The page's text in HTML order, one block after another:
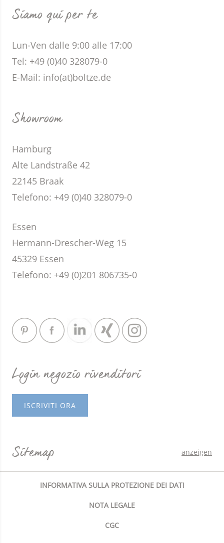
Siamo qui per te
Lun-Ven dalle 9:00 alle 17:00
Tel: +49 (0)40 328079-0
E-Mail: info(at)boltze.de
Showroom
Hamburg
Alte Landstraße 42
22145 Braak
Telefono: +49 (0)40 328079-0
Essen
Hermann-Drescher-Weg 15
45329 Essen
Telefono: +49 (0)201 806735-0
Login negozio rivenditori
ISCRIVITI ORA
Sitemap anzeigen
INFORMATIVA SULLA PROTEZIONE DEI DATI
NOTA LEGALE
CGC